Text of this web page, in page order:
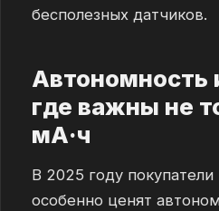
бесполезных датчиков.
Автономность
где важны не
мА·ч
В 2025 году покупатели
особенно ценят